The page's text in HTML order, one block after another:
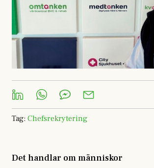
Tag: Chefsrekrytering
Det handlar om människor